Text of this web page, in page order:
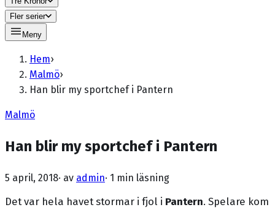
Fler serier
Meny
Hem›
Malmö›
Han blir my sportchef i Pantern
Malmö
Han blir my sportchef i Pantern
5 april, 2018· av admin· 1 min läsning
Det var hela havet stormar i fjol i Pantern. Spelare kom